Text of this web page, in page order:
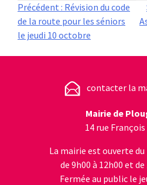
Navigation
de
Précédent : Révision du code
de la route pour les séniors
le jeudi 10 octobre
contacter la
Mairie de
14 rue
La mairie est ouverte
de 9h00 à 12h00 et
Fermée au public le